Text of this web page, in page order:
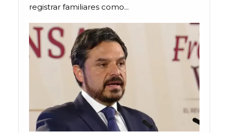
registrar familiares como...